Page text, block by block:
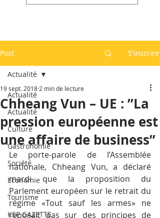
Post S'inscrire
Actualité
Actualité
Culture
Gastronomie
Société
Economie
Tourisme
KEP GAZETTE
Actualité
Chheang Vun – UE : ”La
pression européenne est
une affaire de business”
19 sept. 2018 2 min de lecture
Le porte-parole de l’Assemblée
nationale, Chheang Vun, a déclaré
mardi que la proposition du
Parlement européen sur le retrait du
régime «Tout sauf les armes» ne
reposait pas sur des principes de